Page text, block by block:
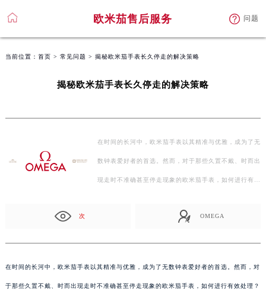
欧米茄售后服务 问题
当前位置： 首页 > 常见问题 > 揭秘欧米茄手表长久停走的解决策略
揭秘欧米茄手表长久停走的解决策略
在时间的长河中，欧米茄手表以其精准与优雅，成为了无
数钟表爱好者的首选。然而，对于那些久置不戴、时而出
现走时不准确甚至停走现象的欧米茄手表，如何进行有
次 OMEGA
在时间的长河中，欧米茄手表以其精准与优雅，成为了无数钟表爱好者的首选。然而，对
于那些久置不戴、时而出现走时不准确甚至停走现象的欧米茄手表，如何进行有效处理？